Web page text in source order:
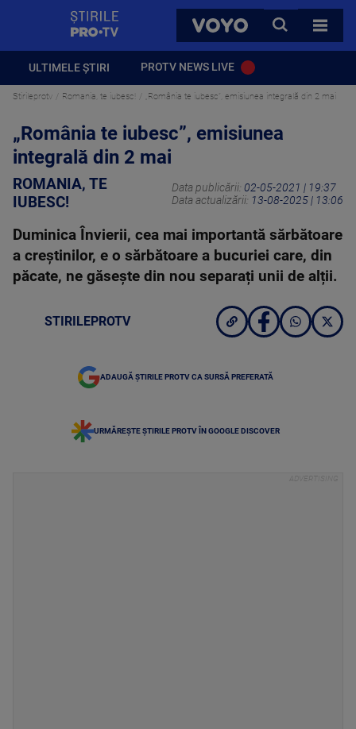
VOYO
CAUTA
TOATE
ULTIMELE ȘTIRI PROTV NEWS LIVE
Stirileprotv Romania, te iubesc! „România te iubesc”, emisiunea integrală din 2 mai
„România te iubesc”, emisiunea
integrală din 2 mai
ROMANIA, TE
IUBESC!
Data publicării: 02-05-2021 | 19:37
Data actualizării: 13-08-2025 | 13:06
Duminica Învierii, cea mai importantă sărbătoare
a creștinilor, e o sărbătoare a bucuriei care, din
păcate, ne găsește din nou separați unii de alții.
STIRILEPROTV
ADAUGĂ ȘTIRILE PROTV CA SURSĂ PREFERATĂ
URMĂREȘTE ȘTIRILE PROTV ÎN GOOGLE DISCOVER